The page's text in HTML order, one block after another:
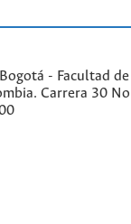
- Facultad
Carrera 30